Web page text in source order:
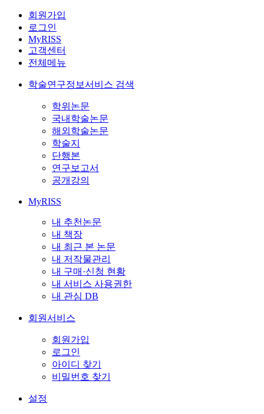
회원가입
로그인
MyRISS
고객센터
전체메뉴
학술연구정보서비스 검색
학위논문
국내학술논문
해외학술논문
학술지
단행본
연구보고서
공개강의
MyRISS
내 추천논문
내 책장
내 최근 본 논문
내 저작물관리
내 구매·신청 현황
내 서비스 사용권한
내 관심 DB
회원서비스
회원가입
로그인
아이디 찾기
비밀번호 찾기
설정